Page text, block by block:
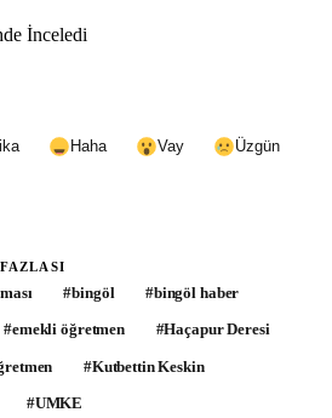
İnceledi
Haha Vay
Üzgün
#bingöl #bingöl haber
#emekli öğretmen #Haçapur Deresi
#Kutbettin Keskin
#UMKE